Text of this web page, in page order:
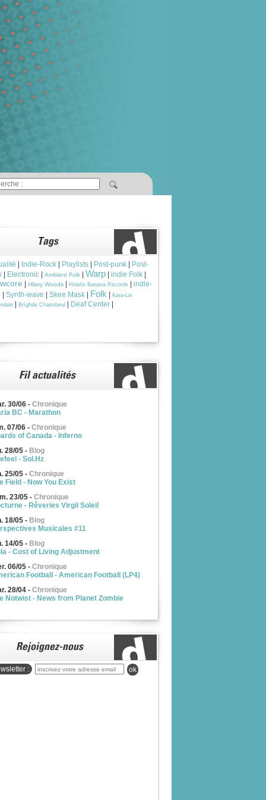
Indie-Rock Playlists Post-punk
Post-
Electronic Ambient Folk Warp indie Folk
Hilary Woods Howlin Banana Records
indie-
Synth-wave Skee Mask Folk
Kara-Lis
Brìghde Chaimbeul Deaf Center
30/06 - Chronique
BC - Marathon
07/06 - Chronique
of Canada - Inferno
28/05 - Blog
- Sol.Hz
25/05 - Chronique
Field - Now You Exist
23/05 - Chronique
- Rêveries Virgil Soleil
18/05 - Blog
Musicales #11
14/05 - Blog
- Cost of Living Adjustment
06/05 - Chronique
Football - American Football (LP4)
28/04 - Chronique
Notwist - News from Planet Zombie
: ok